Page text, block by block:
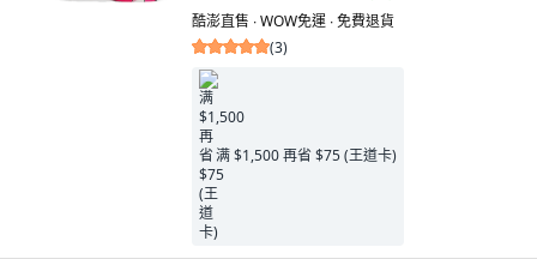
酷澎直售 ∙ WOW免運 ∙ 免費退貨
(3)
满 $1,500 再省 $75 (王道卡)